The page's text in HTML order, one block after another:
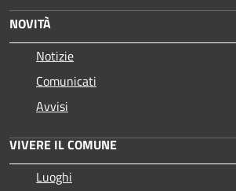
NOVITÀ
Notizie
Comunicati
Avvisi
VIVERE IL COMUNE
Luoghi